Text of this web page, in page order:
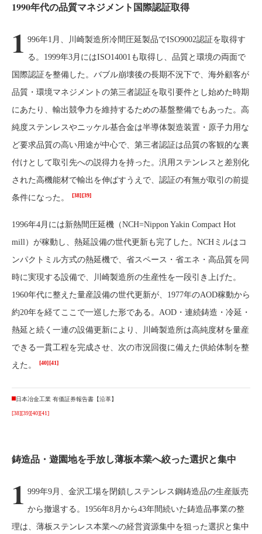
1990年代の品質マネジメント国際認証取得
1 996年1月、川崎製造所冷間圧延製品でISO9002認証を取得す
る。1999年3月にはISO14001も取得し、品質と環境の両面で
国際認証を整備した。バブル崩壊後の長期不況下で、海外顧客が
品質・環境マネジメントの第三者認証を取引要件とし始めた時期
にあたり、輸出競争力を維持するための基盤整備でもあった。高
純度ステンレスやニッケル基合金は半導体製造装置・原子力用な
ど要求品質の高い用途が中心で、第三者認証は品質の客観的な裏
付けとして取引先への説得力を持った。汎用ステンレスと差別化
された高機能材で輸出を伸ばすうえで、認証の有無が取引の前提
条件になった。
[38][39]
1996年4月には新熱間圧延機（NCH=Nippon Yakin Compact Hot
mill）が稼動し、熱延設備の世代更新も完了した。NCHミルはコ
ンパクトミル方式の熱延機で、省スペース・省エネ・高品質を同
時に実現する設備で、川崎製造所の生産性を一段引き上げた。
1960年代に整えた量産設備の世代更新が、1977年のAOD稼動から
約20年を経てここで一巡した形である。AOD・連続鋳造・冷延・
熱延と続く一連の設備更新により、川崎製造所は高純度材を量産
できる一貫工程を完成させ、次の市況回復に備えた供給体制を整
えた。
[40][41]
日本冶金工業 有価証券報告書【沿革】
[38][39][40][41]
鋳造品・遊園地を手放し薄板本業へ絞った選択と集中
1 999年9月、金沢工場を閉鎖しステンレス鋼鋳造品の生産販売
から撤退する。1956年8月から43年間続いた鋳造品事業の整
理は、薄板ステンレス本業への経営資源集中を狙った選択と集中